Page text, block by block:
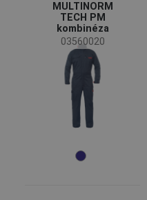
MULTINORM
TECH PM
kombinéza
03560020